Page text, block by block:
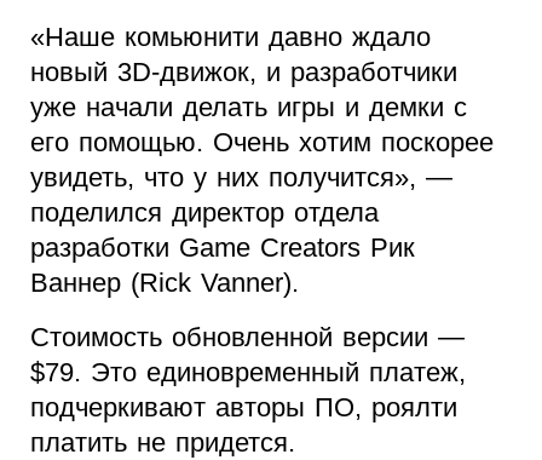
«Наше комьюнити давно ждало
новый 3D-движок, и разработчики
уже начали делать игры и демки с
его помощью. Очень хотим поскорее
увидеть, что у них получится», —
поделился директор отдела
разработки Game Creators Рик
Ваннер (Rick Vanner).
Стоимость обновленной версии —
$79. Это единовременный платеж,
подчеркивают авторы ПО, роялти
платить не придется.